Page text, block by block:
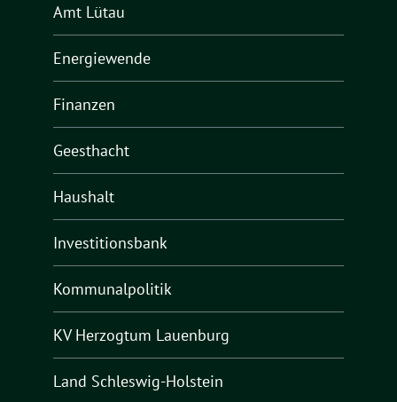
Amt Lütau
Energiewende
Finanzen
Geesthacht
Haushalt
Investitionsbank
Kommunalpolitik
KV Herzogtum Lauenburg
Land Schleswig-Holstein